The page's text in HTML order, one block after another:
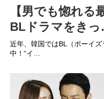
【男でも惚れる
BLドラマをき
近年、韓国ではBL（ボーイ
中！“イ…